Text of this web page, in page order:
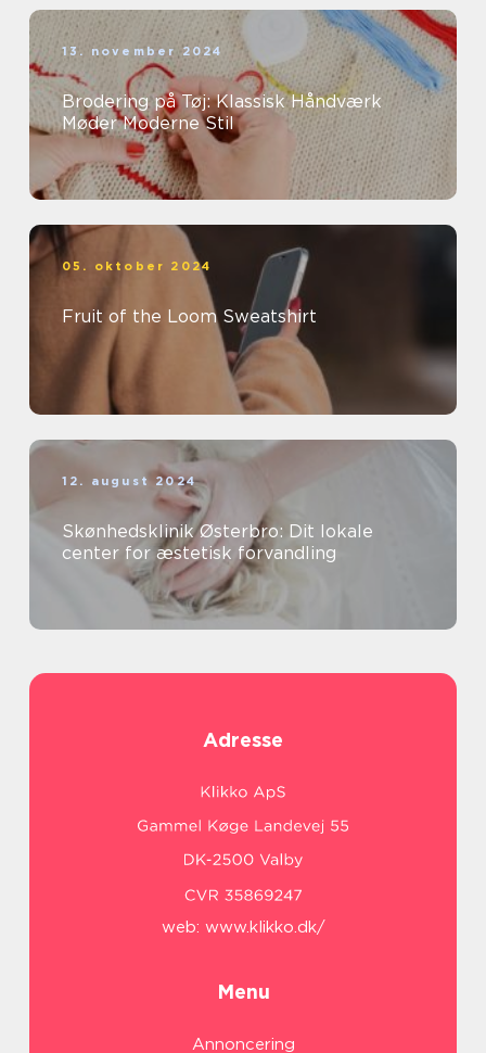
13. november 2024
Brodering på Tøj: Klassisk Håndværk
Møder Moderne Stil
05. oktober 2024
Fruit of the Loom Sweatshirt
12. august 2024
Skønhedsklinik Østerbro: Dit lokale
center for æstetisk forvandling
Adresse
web: www.klikko.dk/
Menu
Annoncering